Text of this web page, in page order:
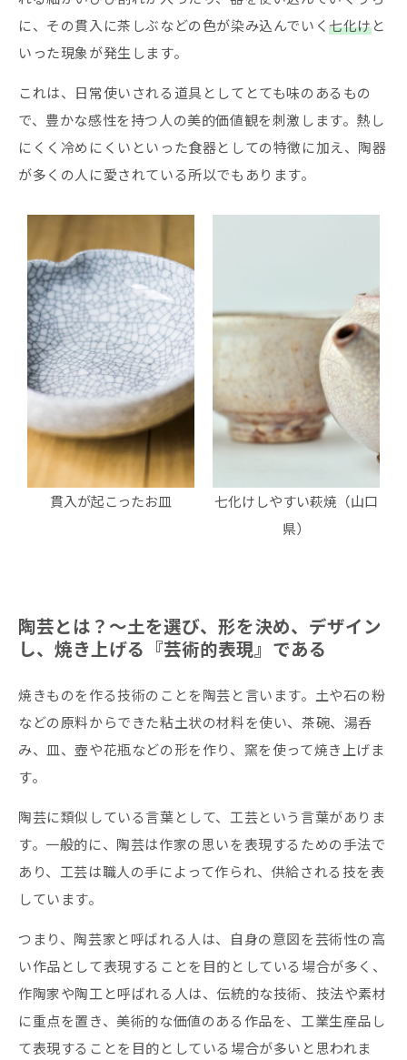
に、その貫入に茶しぶなどの色が染み込んでいく七化けと
いった現象が発生します。
これは、日常使いされる道具としてとても味のあるもの
で、豊かな感性を持つ人の美的価値観を刺激します。熱し
にくく冷めにくいといった食器としての特徴に加え、陶器
が多くの人に愛されている所以でもあります。
貫入が起こったお皿
七化けしやすい萩焼（山口
県）
陶芸とは？〜土を選び、形を決め、デザイン
し、焼き上げる『芸術的表現』である
焼きものを作る技術のことを陶芸と言います。土や石の粉
などの原料からできた粘土状の材料を使い、茶碗、湯呑
み、皿、壺や花瓶などの形を作り、窯を使って焼き上げま
す。
陶芸に類似している言葉として、工芸という言葉がありま
す。一般的に、陶芸は作家の思いを表現するための手法で
あり、工芸は職人の手によって作られ、供給される技を表
しています。
つまり、陶芸家と呼ばれる人は、自身の意図を芸術性の高
い作品として表現することを目的としている場合が多く、
作陶家や陶工と呼ばれる人は、伝統的な技術、技法や素材
に重点を置き、美術的な価値のある作品を、工業生産品し
て表現することを目的としている場合が多いと思われま